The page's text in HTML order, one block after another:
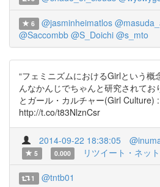
6 @jasminheimatlos
@Saccombb @S_Doichi @s_mto
“フェミニズムにおけるGirlという概
んなかんじでちゃんと研究されてお
とガール・カルチャー(Girl Culture)
http://t.co/t83NlznCsr
2014-09-22 18:38:05
5
0.000 リツイート・ネッ
1 @tntb01